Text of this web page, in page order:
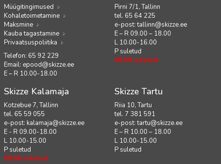
Müügitingimused
Kohaletoimetamine
Maksmine
Kauba tagastamine
Privaatsuspoliitika
Telefon: 65 92 229
Email: epood@skizze.ee
E – R 10.00-18.00
Pirni 7/1, Tallinn
tel. 65 64 225
e-post:tallinn@skizze.ee
E – R 09.00 – 18.00
L 10.00-16.00
P suletud
08.08 suletud
Skizze Kalamaja
Kotzebue 7, Tallinn
tel. 65 59 055
e-post: kalamaja@skizze.ee
E - R 09.00-18.00
L 10.00-15.00
P suletud
08.08 suletud
Skizze Tartu
Riia 10, Tartu
tel. 7 381 591
e-post:tartu@skizze.ee
E – R 10.00 – 18.00
L 10.00-15.00
P suletud